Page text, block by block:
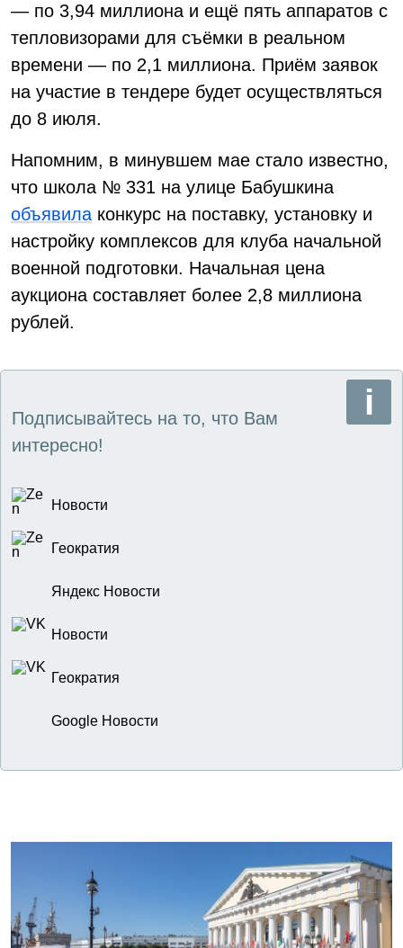
— по 3,94 миллиона и ещё пять аппаратов с
тепловизорами для съёмки в реальном
времени — по 2,1 миллиона. Приём заявок
на участие в тендере будет осуществляться
до 8 июля.
Напомним, в минувшем мае стало известно,
что школа № 331 на улице Бабушкина
объявила конкурс на поставку, установку и
настройку комплексов для клуба начальной
военной подготовки. Начальная цена
аукциона составляет более 2,8 миллиона
рублей.
Подписывайтесь на то, что Вам
интересно!
Новости
Геократия
Яндекс Новости
Новости
Геократия
Google Новости